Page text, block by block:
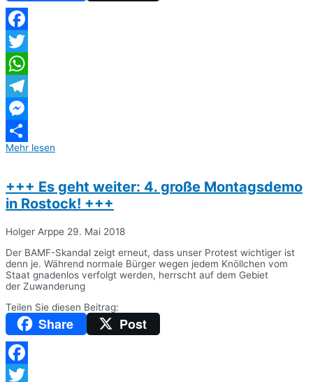
Facebook
Twitter
WhatsApp
Telegram
Messenger
Teilen
Mehr lesen
+++ Es geht weiter: 4. große Montagsdemo
in Rostock! +++
Holger Arppe 29. Mai 2018
Der BAMF-Skandal zeigt erneut, dass unser Protest wichtiger ist
denn je. Während normale Bürger wegen jedem Knöllchen vom
Staat gnadenlos verfolgt werden, herrscht auf dem Gebiet
der Zuwanderung
Teilen Sie diesen Beitrag:
Share Post
Facebook